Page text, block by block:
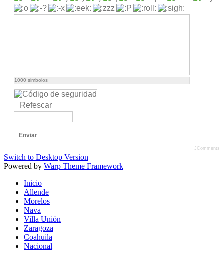
1000 simbolos
Refescar
Enviar
JComments
Switch to Desktop Version
Powered by Warp Theme Framework
Inicio
Allende
Morelos
Nava
Villa Unión
Zaragoza
Coahuila
Nacional